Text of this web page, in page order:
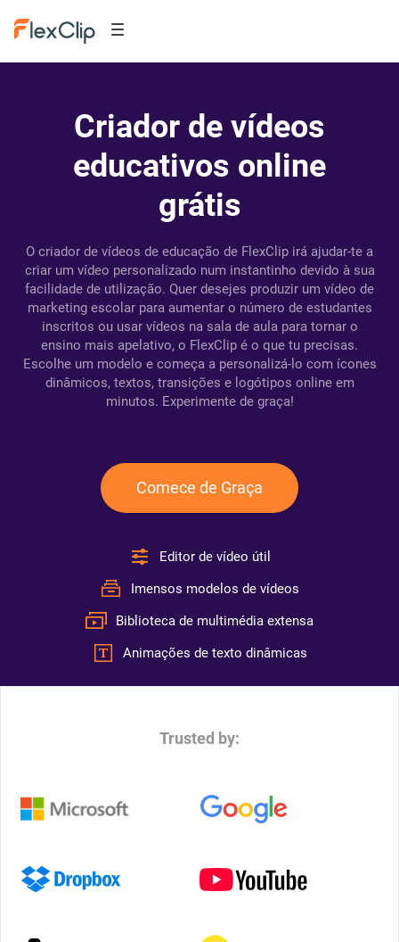
Criador de vídeos
educativos online
grátis
O criador de vídeos de educação de FlexClip irá ajudar-te a
criar um vídeo personalizado num instantinho devido à sua
facilidade de utilização. Quer desejes produzir um vídeo de
marketing escolar para aumentar o número de estudantes
inscritos ou usar vídeos na sala de aula para tornar o
ensino mais apelativo, o FlexClip é o que tu precisas.
Escolhe um modelo e começa a personalizá-lo com ícones
dinâmicos, textos, transições e logótipos online em
minutos. Experimente de graça!
Comece de Graça
Editor de vídeo útil
Imensos modelos de vídeos
Biblioteca de multimédia extensa
Animações de texto dinâmicas
Trusted by: